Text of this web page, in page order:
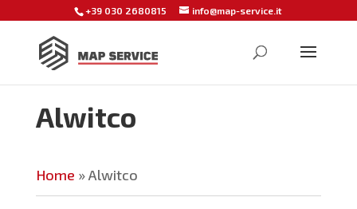
+39 030 2680815 info@map-service.it
Alwitco
Home »Alwitco